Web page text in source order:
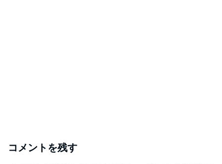
コメントを残す